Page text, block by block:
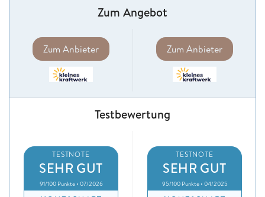
Zum Angebot
Zum Anbieter Zum Anbieter
Testbewertung
TESTNOTE
SEHR GUT
91/100 Punkte • 07/2026
TESTNOTE
SEHR GUT
95/100 Punkte • 04/2025